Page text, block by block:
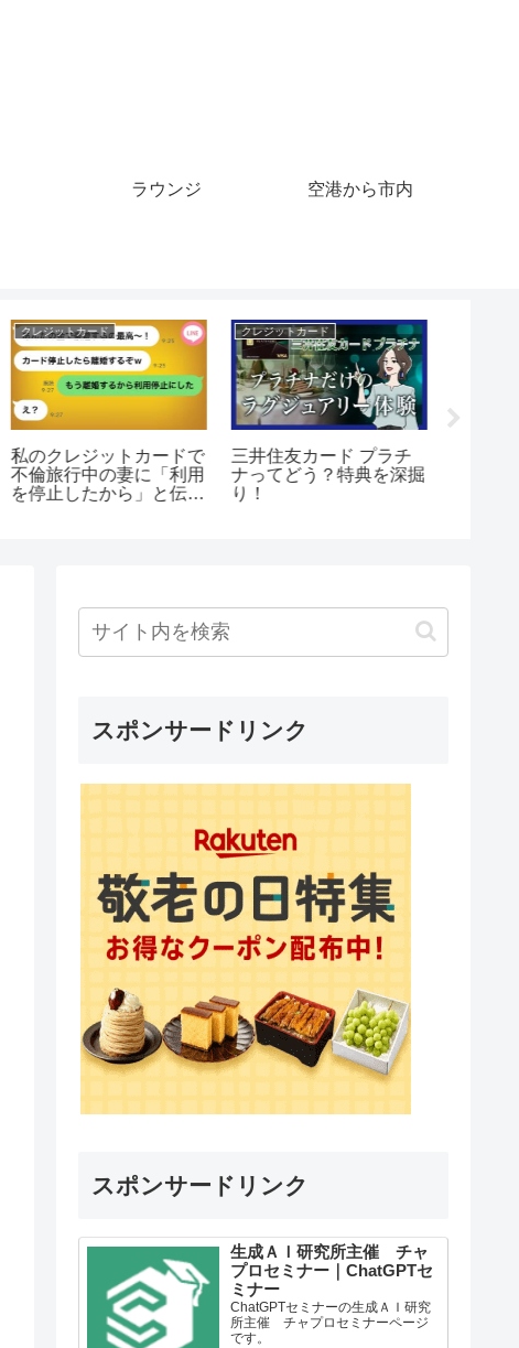
ラウンジ 空港から市内
クレジットカード
三井住友カード プラチ
ナってどう？特典を深掘
り！
クレジットカード
【自己破産後初のクレジ
ットカード作れまし
た！】 #自己破産をした
スポンサードリンク
スポンサードリンク
生成ＡＩ研究所主催 チャ
プロセミナー｜ChatGPTセ
ミナー
ChatGPTセミナーの生成ＡＩ研究
所主催 チャプロセミナーページ
です。